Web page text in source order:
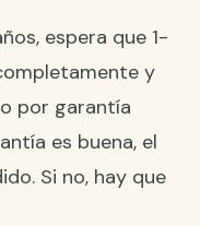
espera que 1-
y
por garantía
es buena, el
Si no, hay que